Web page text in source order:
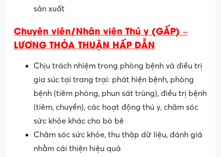
sản xuất
Chuyên viên/Nhân viên Thú y (GẤP) –
LƯƠNG THỎA THUẬN HẤP DẪN
Chịu trách nhiệm trong phòng bệnh và điều trị
gia súc tại trang trại: phát hiện bệnh, phòng
bệnh (tiêm phòng, phun sát trùng), điều trị bệnh
(tiêm, chuyền), các hoạt động thú y, chăm sóc
sức khỏe khác cho bò bê
Chăm sóc sức khỏe, thu thập dữ liệu, đánh giá
nhằm cải thiện hiệu quả